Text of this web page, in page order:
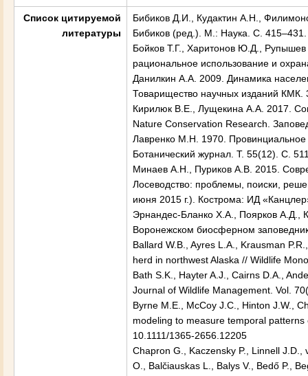
Список цитируемой
литературы
Бибиков Д.И., Кудактин А.Н.,
Бибиков (ред.). М.: Наука. С. 415–431.
Бойков Т.Г., Харитонов Ю.Д.,
рациональное использование и
Данилкин А.А. 2009. Динамика
Товарищество научных изданий КМК.
Кирилюк В.Е., Лущекина А.А. 2017.
Nature Conservation Research.
Лавренко М.Н. 1970. Провинциальное
Ботанический журнал. T. 55(12). С.
Минаев А.Н., Пуриков А.В. 2015.
Лосеводство: проблемы, поиски,
июня 2015 г.). Кострома: ИД
Эрнандес-Бланко Х.А., Поярков А.Д.,
Воронежском биосферном
Ballard W.B., Ayres L.A., Krausman
herd in northwest Alaska // Wildlife
Bath S.K., Hayter A.J., Cairns D.A.,
Journal of Wildlife Management. Vol.
Byrne M.E., McCoy J.C., Hinton J.W.,
modeling to measure temporal
10.1111/1365-2656.12205
Chapron G., Kaczensky P., Linnell
O., Balčiauskas L., Balys V., Bedő P.,